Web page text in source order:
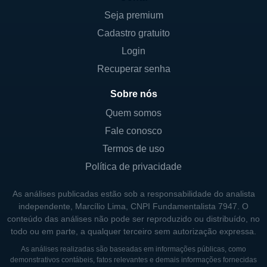
processamento, além de taxas anuais de
armazenamento. Isso cria um fluxo de
receita contínuo, à medida que a empresa
mantém os samples armazenados por
de acesso a tratamentos futuros para os
Além disso, a empresa também participa de
campanhas educativas sobre a importância
das células-tronco, aumentando sua
educação e conscientização pode atrair
novos clientes e expandir sua base de
usuários, criando oportunidades de
crescimento a longo prazo. A Global Cord
Seja premium
Cadastro gratuito
Login
Recuperar senha
Sobre nós
Quem somos
Fale conosco
Termos de uso
Política de privacidade
As análises publicadas estão sob a responsabilidade do analista
independente, Marcílio Lima, CNPI Fundamentalista 7947. O
conteúdo das análises não pode ser reproduzido ou distribuído, no
todo ou em parte, a qualquer terceiro sem autorização expressa.
As análises realizadas são baseadas em informações públicas, como
demonstrativos contábeis, fatos relevantes e demais informações fornecidas